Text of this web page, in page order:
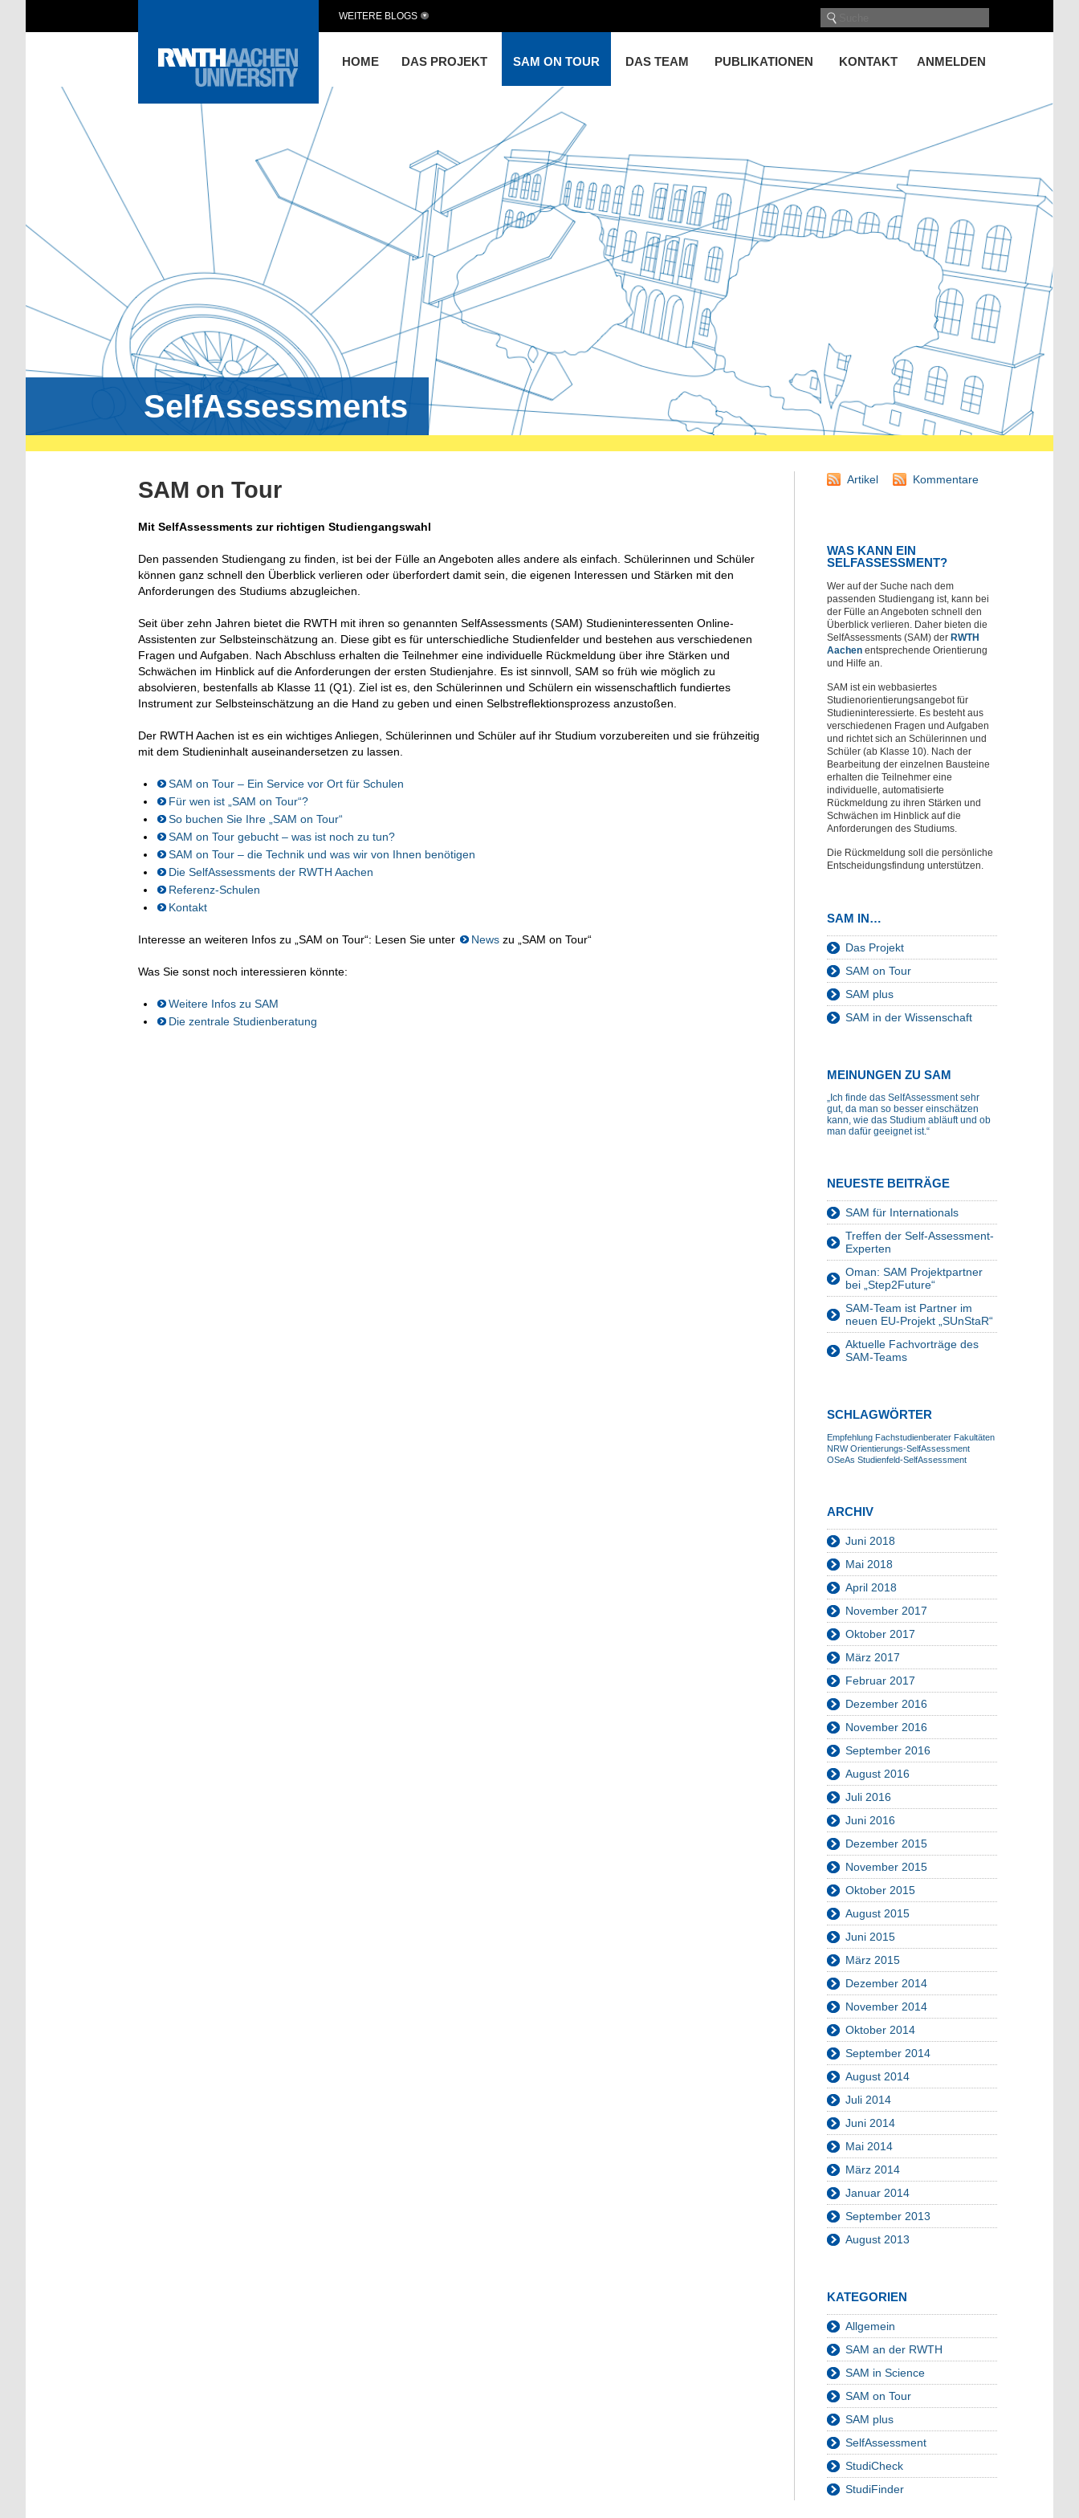
HOME DAS PROJEKT SAM ON TOUR DAS TEAM PUBLIKATIONEN KONTAKT ANMELDEN
WEITERE BLOGS
SelfAssessments
SAM on Tour
Mit SelfAssessments zur richtigen Studiengangswahl
Den passenden Studiengang zu finden, ist bei der Fülle an Angeboten alles andere als einfach. Schülerinnen und Schüler
können ganz schnell den Überblick verlieren oder überfordert damit sein, die eigenen Interessen und Stärken mit den
Anforderungen des Studiums abzugleichen.
Seit über zehn Jahren bietet die RWTH mit ihren so genannten SelfAssessments (SAM) Studieninteressenten Online-
Assistenten zur Selbsteinschätzung an. Diese gibt es für unterschiedliche Studienfelder und bestehen aus verschiedenen
Fragen und Aufgaben. Nach Abschluss erhalten die Teilnehmer eine individuelle Rückmeldung über ihre Stärken und
Schwächen im Hinblick auf die Anforderungen der ersten Studienjahre. Es ist sinnvoll, SAM so früh wie möglich zu
absolvieren, bestenfalls ab Klasse 11 (Q1). Ziel ist es, den Schülerinnen und Schülern ein wissenschaftlich fundiertes
Instrument zur Selbsteinschätzung an die Hand zu geben und einen Selbstreflektionsprozess anzustoßen.
Der RWTH Aachen ist es ein wichtiges Anliegen, Schülerinnen und Schüler auf ihr Studium vorzubereiten und sie frühzeitig
mit dem Studieninhalt auseinandersetzen zu lassen.
SAM on Tour – Ein Service vor Ort für Schulen
Für wen ist „SAM on Tour“?
So buchen Sie Ihre „SAM on Tour“
SAM on Tour gebucht – was ist noch zu tun?
SAM on Tour – die Technik und was wir von Ihnen benötigen
Die SelfAssessments der RWTH Aachen
Referenz-Schulen
Kontakt
Interesse an weiteren Infos zu „SAM on Tour“: Lesen Sie unter News zu „SAM on Tour“
Was Sie sonst noch interessieren könnte:
Weitere Infos zu SAM
Die zentrale Studienberatung
Artikel Kommentare
WAS KANN EIN
SELFASSESSMENT?
Wer auf der Suche nach dem
passenden Studiengang ist, kann bei
der Fülle an Angeboten schnell den
Überblick verlieren. Daher bieten die
SelfAssessments (SAM) der RWTH
Aachen entsprechende Orientierung
und Hilfe an.
SAM ist ein webbasiertes
Studienorientierungsangebot für
Studieninteressierte. Es besteht aus
verschiedenen Fragen und Aufgaben
und richtet sich an Schülerinnen und
Schüler (ab Klasse 10). Nach der
Bearbeitung der einzelnen Bausteine
erhalten die Teilnehmer eine
individuelle, automatisierte
Rückmeldung zu ihren Stärken und
Schwächen im Hinblick auf die
Anforderungen des Studiums.
Die Rückmeldung soll die persönliche
Entscheidungsfindung unterstützen.
SAM IN…
Das Projekt
SAM on Tour
SAM plus
SAM in der Wissenschaft
MEINUNGEN ZU SAM
„Ich finde das SelfAssessment sehr
gut, da man so besser einschätzen
kann, wie das Studium abläuft und ob
man dafür geeignet ist.“
NEUESTE BEITRÄGE
SAM für Internationals
Treffen der Self-Assessment-
Experten
Oman: SAM Projektpartner
bei „Step2Future“
SAM-Team ist Partner im
neuen EU-Projekt „SUnStaR“
Aktuelle Fachvorträge des
SAM-Teams
SCHLAGWÖRTER
Empfehlung Fachstudienberater Fakultäten
NRW Orientierungs-SelfAssessment
OSeAs Studienfeld-SelfAssessment
ARCHIV
Juni 2018
Mai 2018
April 2018
November 2017
Oktober 2017
März 2017
Februar 2017
Dezember 2016
November 2016
September 2016
August 2016
Juli 2016
Juni 2016
Dezember 2015
November 2015
Oktober 2015
August 2015
Juni 2015
März 2015
Dezember 2014
November 2014
Oktober 2014
September 2014
August 2014
Juli 2014
Juni 2014
Mai 2014
März 2014
Januar 2014
September 2013
August 2013
KATEGORIEN
Allgemein
SAM an der RWTH
SAM in Science
SAM on Tour
SAM plus
SelfAssessment
StudiCheck
StudiFinder